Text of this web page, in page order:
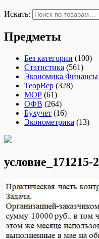
Искать:
Предметы
Без категории (100)
Статистика (561)
Экономика Финансы
ТеорВер (328)
МОР (61)
ОФВ (264)
Бухучет (16)
Эконометрика (13)
условие_171215-2